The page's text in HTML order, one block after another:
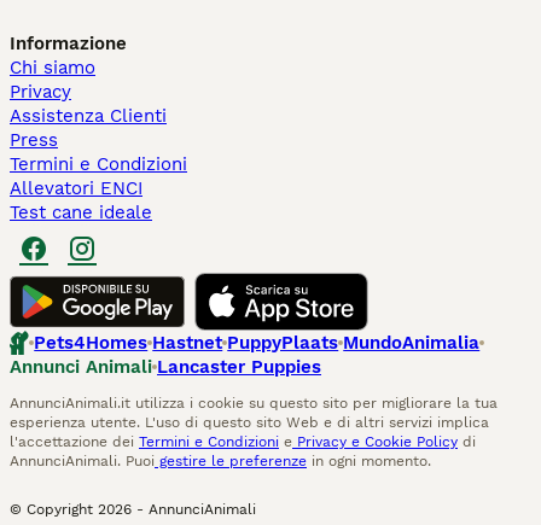
Informazione
Chi siamo
Privacy
Assistenza Clienti
Press
Termini e Condizioni
Allevatori ENCI
Test cane ideale
Pets4Homes Hastnet PuppyPlaats MundoAnimalia
Annunci Animali Lancaster Puppies
AnnunciAnimali.it utilizza i cookie su questo sito per migliorare la tua
esperienza utente. L'uso di questo sito Web e di altri servizi implica
l'accettazione dei Termini e Condizioni e Privacy e Cookie Policy di
AnnunciAnimali. Puoi gestire le preferenze in ogni momento.
© Copyright 2026 - AnnunciAnimali